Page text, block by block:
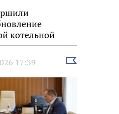
котельной
17:39
Выбрать